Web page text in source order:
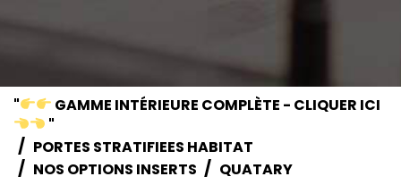
"
GAMME INTÉRIEURE COMPLÈTE - CLIQUER ICI
"
PORTES STRATIFIEES HABITAT
NOS OPTIONS INSERTS
QUATARY